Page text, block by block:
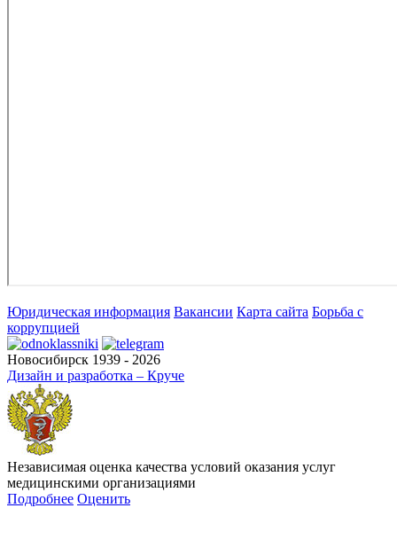
Юридическая информация Вакансии Карта сайта Борьба с
коррупцией
Новосибирск 1939 - 2026
Дизайн и разработка – Круче
Независимая оценка качества условий оказания услуг
медицинскими организациями
Подробнее Оценить